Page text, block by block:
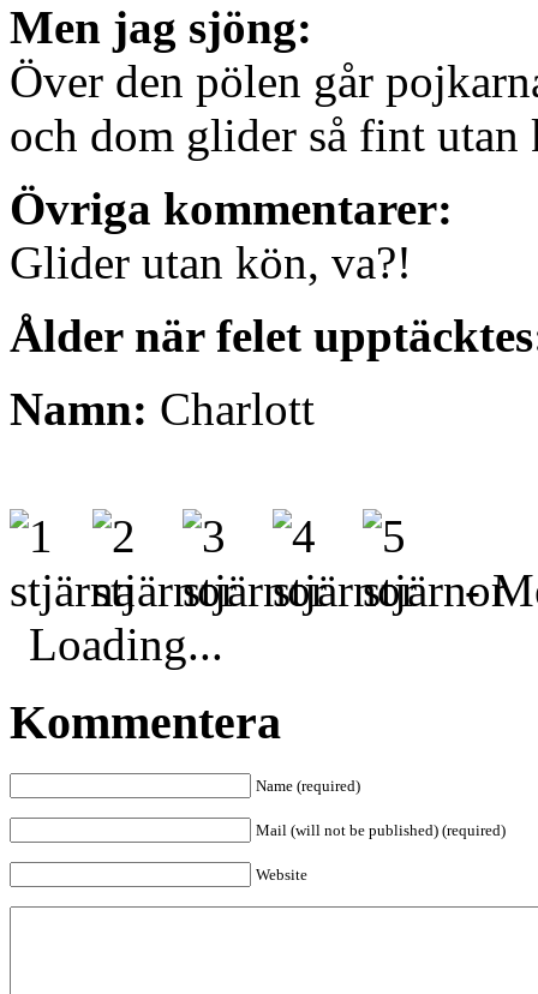
Men jag sjöng:
Över den pölen går
och dom glider så fint utan
Övriga kommentarer:
Glider utan kön, va?!
Ålder när felet
Namn: Charlott
-
Loading...
Kommentera
Name (required)
Mail (will not be published) (required)
Website